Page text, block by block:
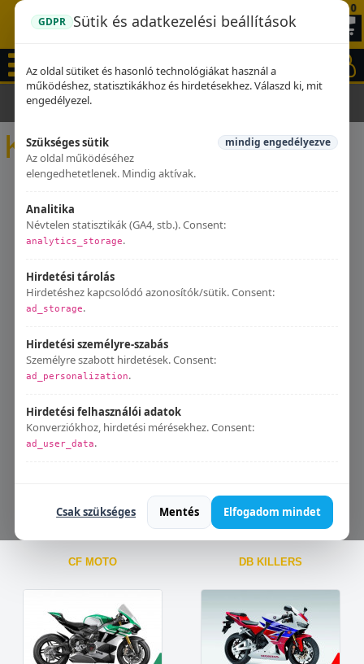
GDPR Sütik és adatkezelési beállítások
Az oldal sütiket és hasonló technológiákat használ a
működéshez, statisztikákhoz és hirdetésekhez. Válaszd ki, mit
engedélyezel.
Szükséges sütik
Az oldal működéséhez
elengedhetetlenek. Mindig aktívak.
mindig engedélyezve
Analitika
Névtelen statisztikák (GA4, stb.). Consent:
analytics_storage.
Hirdetési tárolás
Hirdetéshez kapcsolódó azonosítók/sütik. Consent:
ad_storage.
Hirdetési személyre-szabás
Személyre szabott hirdetések. Consent:
ad_personalization.
Hirdetési felhasználói adatok
Konverziókhoz, hirdetési mérésekhez. Consent:
ad_user_data.
Csak szükséges Mentés Elfogadom mindet
0
Kezdőlap Kipufogók
Kipufogók
CF MOTO DB KILLERS